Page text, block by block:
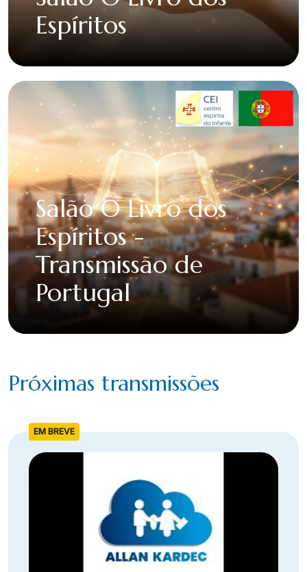
Espíritos
Salão O Livro dos
Espíritos -
Transmissão de
Portugal
Próximas transmissões
EM BREVE